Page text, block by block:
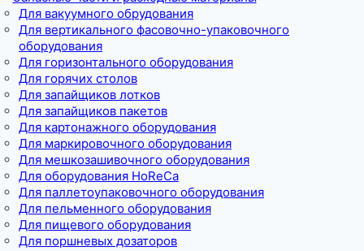
Для вакуумного обрудования
Для вертикального фасовочно-упаковочного
оборудования
Для горизонтального оборудования
Для горячих столов
Для запайщиков лотков
Для запайщиков пакетов
Для картонажного оборудования
Для маркировочного оборудования
Для мешкозашивочного оборудования
Для оборудования HoReCa
Для паллетоупаковочного оборудования
Для пельменного оборудования
Для пищевого оборудования
Для поршневых дозаторов